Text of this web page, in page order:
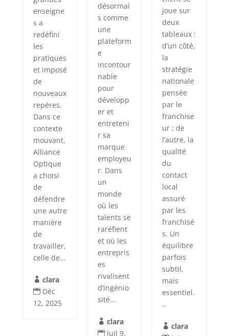
enseigne
s a
redéfini
les
pratiques
et imposé
de
nouveaux
repères.
Dans ce
contexte
mouvant,
Alliance
Optique
a choisi
de
défendre
une autre
manière
de
travailler,
celle de...
 clara
 Déc
12, 2025
désormai
s comme
une
plateform
e
incontour
nable
pour
développ
er et
entreteni
r sa
marque
employeu
r. Dans
un
monde
où les
talents se
raréfient
et où les
entrepris
es
rivalisent
d’ingénio
sité...
 clara
 Juil 9,
joue sur
deux
tableaux :
d’un côté,
la
stratégie
nationale
pensée
par le
franchise
ur ; de
l’autre, la
qualité
du
contact
local
assuré
par les
franchisé
s. Un
équilibre
parfois
subtil,
mais
essentiel.
..
 clara